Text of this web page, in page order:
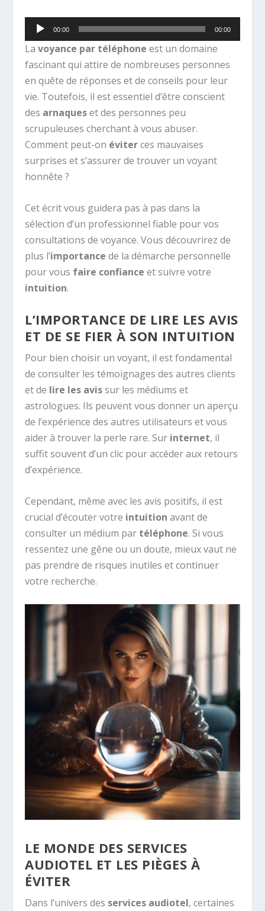
Lecteur
audio
00:00 00:00
Lavoyance par téléphone est un domaine
fascinant qui attire de nombreuses personnes
en quête de réponses et de conseils pour leur
vie. Toutefois, il est essentiel d’être conscient
des arnaqueset des personnes peu
scrupuleuses cherchant à vous abuser.
Comment peut-on éviterces mauvaises
surprises et s’assurer de trouver un voyant
honnête ?
Cet écrit vous guidera pas à pas dans la
sélection d’un professionnel fiable pour vos
consultations de voyance. Vous découvrirez de
plus l’importance de la démarche personnelle
pour vous faire confiance et suivre votre
intuition.
L’IMPORTANCE DE LIRE LES AVIS
ET DE SE FIER À SON INTUITION
Pour bien choisir un voyant, il est fondamental
de consulter les témoignages des autres clients
et de lire les avissur les médiums et
astrologues. Ils peuvent vous donner un aperçu
de l’expérience des autres utilisateurs et vous
aider à trouver la perle rare. Sur internet, il
suffit souvent d’un clic pour accéder aux retours
d’expérience.
Cependant, même avec les avis positifs, il est
crucial d’écouter votre intuition avant de
consulter un médium par téléphone. Si vous
ressentez une gêne ou un doute, mieux vaut ne
pas prendre de risques inutiles et continuer
votre recherche.
LE MONDE DES SERVICES
AUDIOTEL ET LES PIÈGES À
ÉVITER
Dans l’univers des services audiotel, certaines